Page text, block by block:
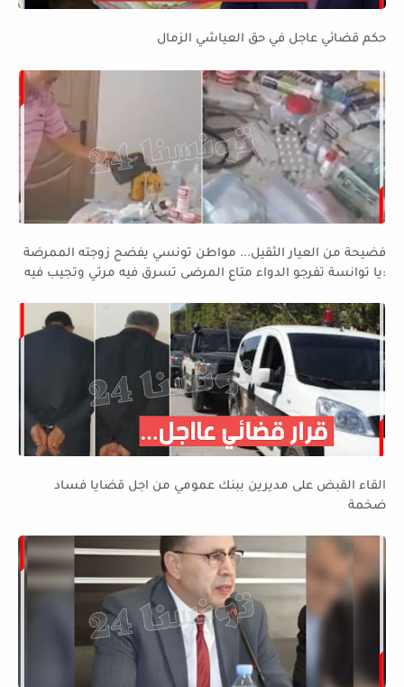
حكم قضائي عاجل في حق العياشي الزمال
فضيحة من العيار الثقيل... مواطن تونسي يفضح زوجته الممرضة
:يا توانسة تفرجو الدواء متاع المرضى تسرق فيه مرتي وتجيب فيه
القاء القبض على مديرين ببنك عمومي من اجل قضايا فساد
ضخمة